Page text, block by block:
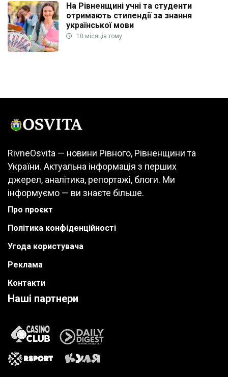
На Рівненщині учні та студенти
отримають стипендії за знання
української мови
10 місяців тому
RivneOsvita — новини Рівного, Рівненщини та
України. Актуальна інформація з перших
джерел, аналітика, репортажі, блоги. Ми
інформуємо — ви знаєте більше.
Про проєкт
Політика конфіденційності
Угода користувача
Реклама
Контакти
Наші партнери